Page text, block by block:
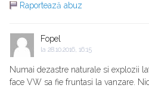
Raportează abuz
Fopel
la 28.10.2016, 16:15
Numai dezastre naturale si explozii
face VW sa fie fruntasi la vanzare.